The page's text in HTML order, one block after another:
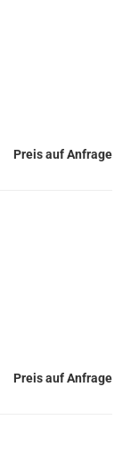
Preis auf Anfrage
Preis auf Anfrage